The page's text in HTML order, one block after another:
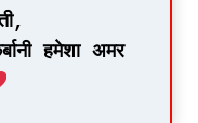
हमेशा अमर